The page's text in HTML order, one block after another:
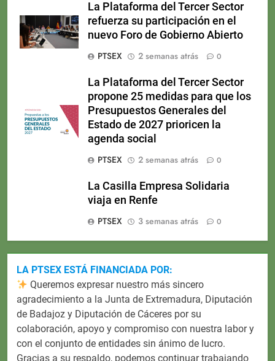
La Plataforma del Tercer Sector
refuerza su participación en el
nuevo Foro de Gobierno Abierto
PTSEX
2 semanas atrás 0
La Plataforma del Tercer Sector
propone 25 medidas para que los
Presupuestos Generales del
Estado de 2027 prioricen la
agenda social
PTSEX
2 semanas atrás 0
La Casilla Empresa Solidaria
viaja en Renfe
PTSEX
3 semanas atrás 0
LA PTSEX ESTÁ FINANCIADA POR:
Queremos expresar nuestro más sincero
agradecimiento a la Junta de Extremadura, Diputación
de Badajoz y Diputación de Cáceres por su
colaboración, apoyo y compromiso con nuestra labor y
con el conjunto de entidades sin ánimo de lucro.
Gracias a su respaldo, podemos continuar trabajando